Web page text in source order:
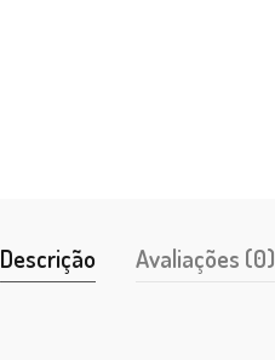
Descrição Avaliações (0)